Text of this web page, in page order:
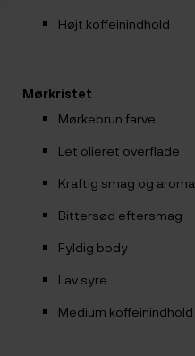
Højt koffeinindhold
Mørkristet
Mørkebrun farve
Let olieret overflade
Kraftig smag og aroma
Bittersød eftersmag
Fyldig body
Lav syre
Medium koffeinindhold